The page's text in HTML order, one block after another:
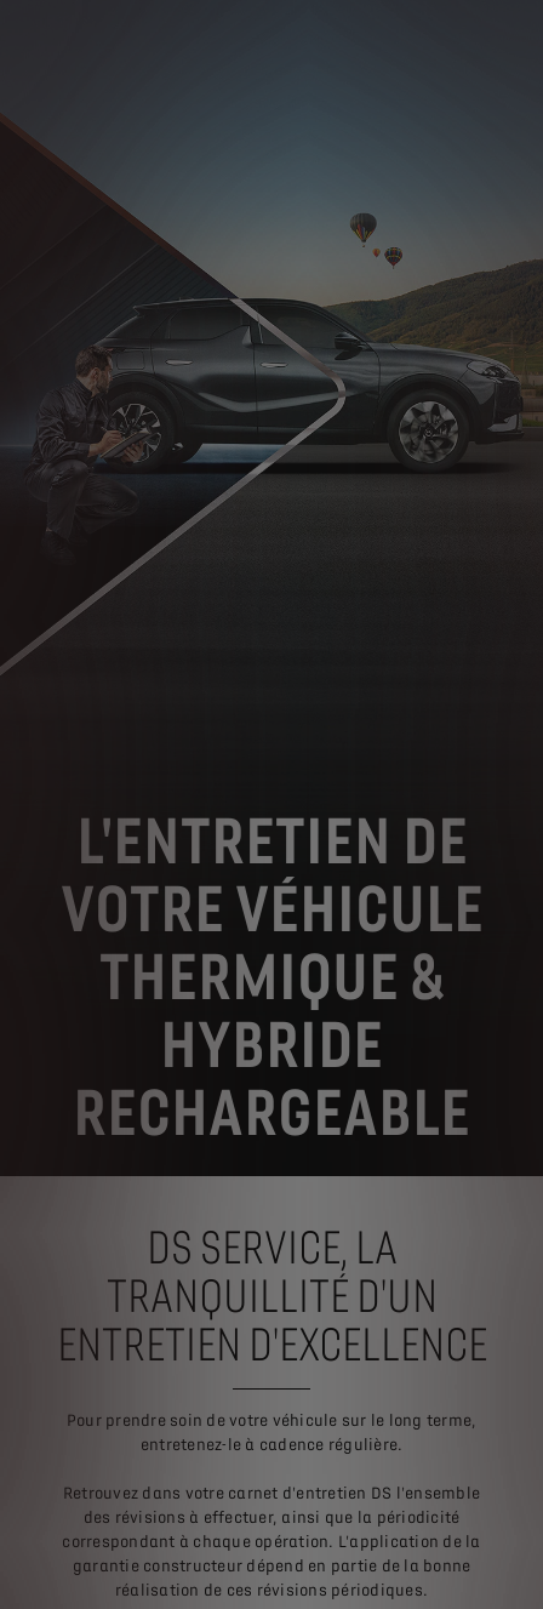
L'ENTRETIEN DE
VOTRE VÉHICULE
THERMIQUE &
HYBRIDE
RECHARGEABLE
DS SERVICE, LA
TRANQUILLITÉ D'UN
ENTRETIEN D'EXCELLENCE
Pour prendre soin de votre véhicule sur le long terme,
entretenez-le à cadence régulière.
Retrouvez dans votre carnet d'entretien DS l'ensemble
des révisions à effectuer, ainsi que la périodicité
correspondant à chaque opération. L'application de la
garantie constructeur dépend en partie de la bonne
réalisation de ces révisions périodiques.